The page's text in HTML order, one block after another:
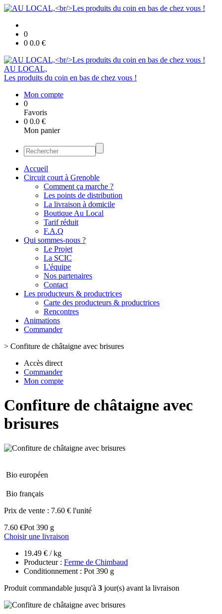
0
0 0.0 €
AU LOCAL,
Les produits du coin en bas de chez vous !
Mon compte
0
Favoris
0 0.0 €
Mon panier
Accueil
Circuit court à Grenoble
Comment ça marche ?
Les points de distribution
La livraison à domicile
Boutique Au Local
Tarif réduit
F.A.Q
Qui sommes-nous ?
Le Projet
La SCIC
L'équipe
Nos partenaires
Contact
Les producteurs & productrices
Carte des producteurs & productrices
Rencontres
Animations
Commander
> Confiture de châtaigne avec brisures
Accès direct
Commander
Mon compte
Confiture de châtaigne avec
brisures
Bio européen
Bio français
Prix de vente : 7.60 € l'unité
7.60 €Pot 390 g
Choisir une livraison
19.49 € / kg
Producteur : Ferme de Chimbaud
Conditionnement : Pot 390 g
Produit commandable jusqu'à 3 jour(s) avant la livraison